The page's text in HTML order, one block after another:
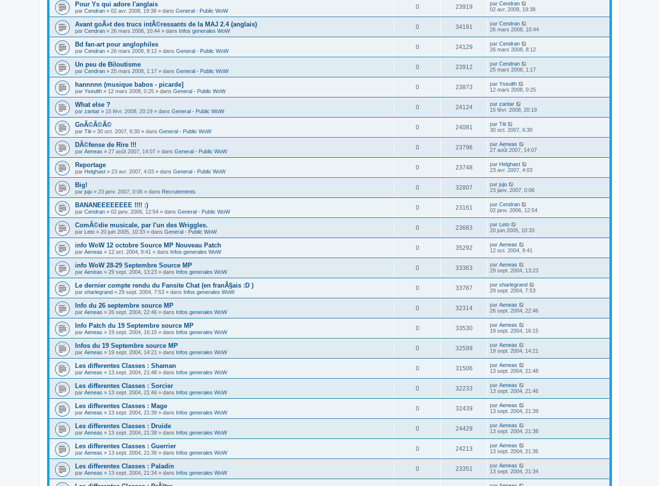
Pour Ys qui adore l'anglais
par Cendran » 02 avr. 2008, 19:38 » dans General - Public WoW
0 23919 par Cendran
02 avr. 2008, 19:38
Avant goÃ»t des trucs intÃ©ressants de la MAJ 2.4 (anglais)
par Cendran » 26 mars 2008, 10:44 » dans Infos generales WoW
0 34191 par Cendran
26 mars 2008, 10:44
Bd fan-art pour anglophiles
par Cendran » 26 mars 2008, 8:12 » dans General - Public WoW
0 24129 par Cendran
26 mars 2008, 8:12
Un peu de Biloutisme
par Cendran » 25 mars 2008, 1:17 » dans General - Public WoW
0 23912 par Cendran
25 mars 2008, 1:17
hannnnn (musique babos - picarde]
par Yseulth » 12 mars 2008, 0:25 » dans General - Public WoW
0 23873 par Yseulth
12 mars 2008, 0:25
What else ?
par zantar » 15 févr. 2008, 20:19 » dans General - Public WoW
0 24124 par zantar
15 févr. 2008, 20:19
GnÃ©Ã©Ã©
par Titi » 30 oct. 2007, 6:30 » dans General - Public WoW
0 24081 par Titi
30 oct. 2007, 6:30
DÃ©fense de Rire !!!
par Aeneas » 27 août 2007, 14:07 » dans General - Public WoW
0 23796 par Aeneas
27 août 2007, 14:07
Reportage
par Helghast » 23 avr. 2007, 4:03 » dans General - Public WoW
0 23748 par Helghast
23 avr. 2007, 4:03
Big!
par juju » 23 janv. 2007, 0:06 » dans Recrutements
0 32807 par juju
23 janv. 2007, 0:06
BANANEEEEEEEE !!!! :)
par Cendran » 02 janv. 2006, 12:54 » dans General - Public WoW
0 23161 par Cendran
02 janv. 2006, 12:54
ComÃ©die musicale, par l'un des Wriggles.
par Leto » 20 juin 2005, 10:33 » dans General - Public WoW
0 23683 par Leto
20 juin 2005, 10:33
info WoW 12 octobre Source MP Nouveau Patch
par Aeneas » 12 oct. 2004, 9:41 » dans Infos generales WoW
0 35292 par Aeneas
12 oct. 2004, 9:41
info WoW 28-29 Septembre Source MP
par Aeneas » 29 sept. 2004, 13:23 » dans Infos generales WoW
0 33363 par Aeneas
29 sept. 2004, 13:23
Le dernier compte rendu du Fansite Chat (en franÃ§ais :D )
par sharlegrand » 29 sept. 2004, 7:53 » dans Infos generales WoW
0 33767 par sharlegrand
29 sept. 2004, 7:53
Info du 26 septembre source MP
par Aeneas » 26 sept. 2004, 22:46 » dans Infos generales WoW
0 32314 par Aeneas
26 sept. 2004, 22:46
Info Patch du 19 Septembre source MP
par Aeneas » 19 sept. 2004, 16:15 » dans Infos generales WoW
0 33530 par Aeneas
19 sept. 2004, 16:15
Infos du 19 Septembre source MP
par Aeneas » 19 sept. 2004, 14:21 » dans Infos generales WoW
0 32599 par Aeneas
19 sept. 2004, 14:21
Les differentes Classes : Shaman
par Aeneas » 13 sept. 2004, 21:48 » dans Infos generales WoW
0 31506 par Aeneas
13 sept. 2004, 21:48
Les differentes Classes : Sorcier
par Aeneas » 13 sept. 2004, 21:46 » dans Infos generales WoW
0 32233 par Aeneas
13 sept. 2004, 21:46
Les differentes Classes : Mage
par Aeneas » 13 sept. 2004, 21:39 » dans Infos generales WoW
0 32439 par Aeneas
13 sept. 2004, 21:39
Les differentes Classes : Druide
par Aeneas » 13 sept. 2004, 21:38 » dans Infos generales WoW
0 24429 par Aeneas
13 sept. 2004, 21:38
Les differentes Classes : Guerrier
par Aeneas » 13 sept. 2004, 21:36 » dans Infos generales WoW
0 24213 par Aeneas
13 sept. 2004, 21:36
Les differentes Classes : Paladin
par Aeneas » 13 sept. 2004, 21:34 » dans Infos generales WoW
0 23351 par Aeneas
13 sept. 2004, 21:34